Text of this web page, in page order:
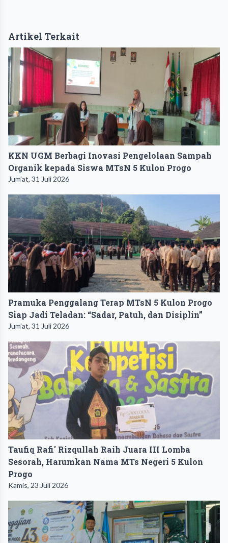
Artikel Terkait
KKN UGM Berbagi Inovasi Pengelolaan Sampah
Organik kepada Siswa MTsN 5 Kulon Progo
Jum'at, 31 Juli 2026
Pramuka Penggalang Terap MTsN 5 Kulon Progo
Siap Jadi Teladan: “Sadar, Patuh, dan Disiplin”
Jum'at, 31 Juli 2026
Taufiq Rafi' Rizqullah Raih Juara III Lomba
Sesorah, Harumkan Nama MTs Negeri 5 Kulon
Progo
Kamis, 23 Juli 2026